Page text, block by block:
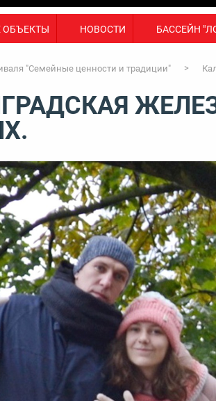
ОБЪЕКТЫ НОВОСТИ БАССЕЙН
"Семейные ценности и традиции"